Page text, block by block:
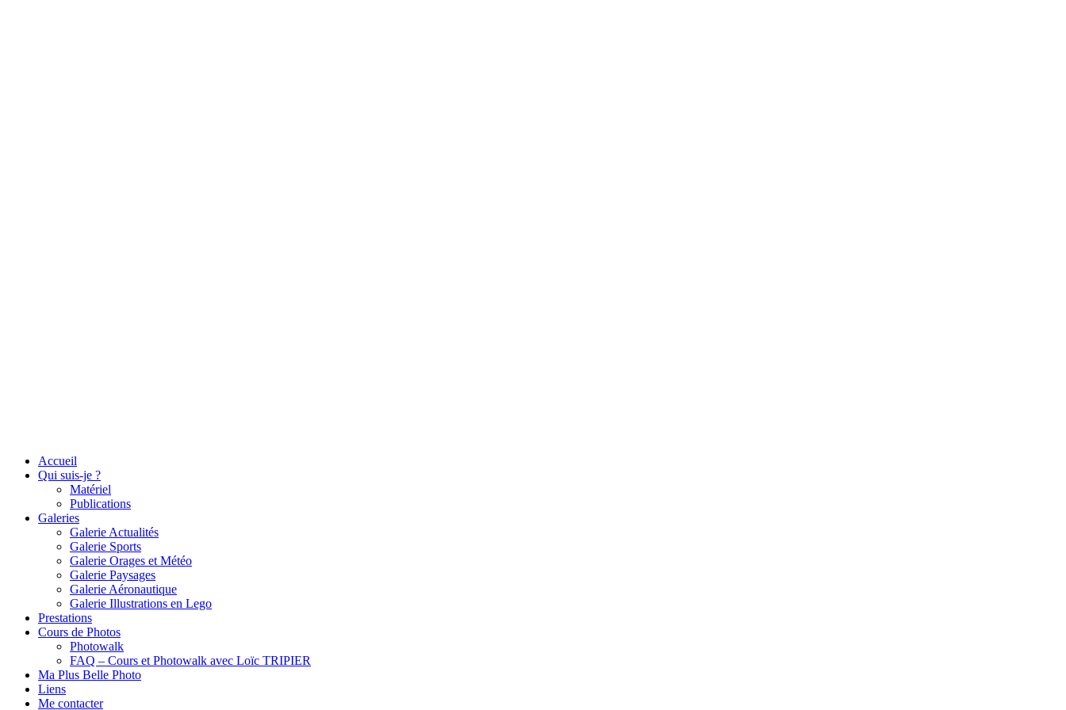
Accueil
Qui suis-je ?
Matériel
Publications
Galeries
Galerie Actualités
Galerie Sports
Galerie Orages et Météo
Galerie Paysages
Galerie Aéronautique
Galerie Illustrations en Lego
Prestations
Cours de Photos
Photowalk
FAQ – Cours et Photowalk avec Loïc TRIPIER
Ma Plus Belle Photo
Liens
Me contacter